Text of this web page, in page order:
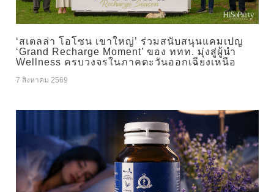
‘สเตลล่า โอโซน เขาใหญ่’ ร่วมสนับสนุนแคมเปญ
‘Grand Recharge Moment’ ของ ททท. มุ่งสู่ผู้นำ
Wellness ครบวงจรในภาคตะวันออกเฉียงเหนือ
7 สิงหาคม 2569